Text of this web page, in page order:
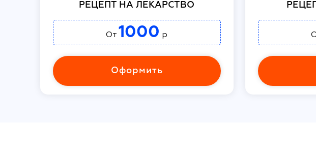
РЕЦЕПТ НА ЛЕКАРСТВО
От 1000 р
Оформить